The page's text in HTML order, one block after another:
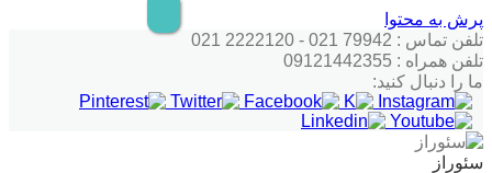
پرش به محتوا
تلفن تماس : 79942 021 - 2222120 021
تلفن همراه : 09121442355
ما را دنبال کنید:
سئوراز